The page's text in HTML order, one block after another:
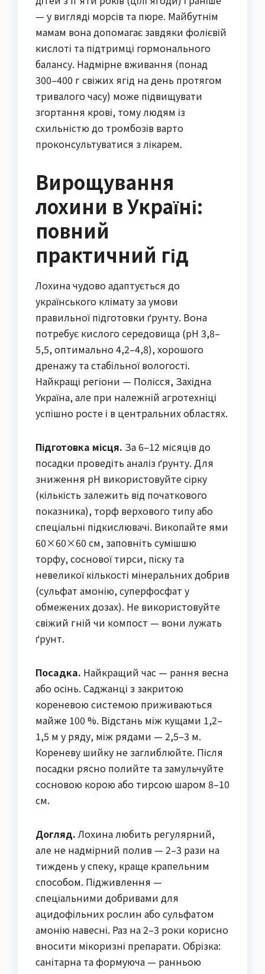
— у вигляді морсів та пюре. Майбутнім
мамам вона допомагає завдяки фолієвій
кислоті та підтримці гормонального
балансу. Надмірне вживання (понад
300–400 г свіжих ягід на день протягом
тривалого часу) може підвищувати
згортання крові, тому людям із
схильністю до тромбозів варто
проконсультуватися з лікарем.
Вирощування
лохини в Україні:
повний
практичний гід
Лохина чудово адаптується до
українського клімату за умови
правильної підготовки ґрунту. Вона
потребує кислого середовища (pH 3,8–
5,5, оптимально 4,2–4,8), хорошого
дренажу та стабільної вологості.
Найкращі регіони — Полісся, Західна
Україна, але при належній агротехніці
успішно росте і в центральних областях.
Підготовка місця. За 6–12 місяців до
посадки проведіть аналіз ґрунту. Для
зниження pH використовуйте сірку
(кількість залежить від початкового
показника), торф верхового типу або
спеціальні підкислювачі. Викопайте ями
60×60×60 см, заповніть сумішшю
торфу, соснової тирси, піску та
невеликої кількості мінеральних добрив
(сульфат амонію, суперфосфат у
обмежених дозах). Не використовуйте
свіжий гній чи компост — вони лужать
ґрунт.
Посадка. Найкращий час — рання весна
або осінь. Саджанці з закритою
кореневою системою приживаються
майже 100 %. Відстань між кущами 1,2–
1,5 м у ряду, між рядами — 2,5–3 м.
Кореневу шийку не заглиблюйте. Після
посадки рясно полийте та замульчуйте
сосновою корою або тирсою шаром 8–10
см.
Догляд.Лохина любить регулярний,
але не надмірний полив — 2–3 рази на
тиждень у спеку, краще крапельним
способом. Підживлення —
спеціальними добривами для
ацидофільних рослин або сульфатом
амонію навесні. Раз на 2–3 роки корисно
вносити мікоризні препарати. Обрізка:
санітарна та формуюча — ранньою